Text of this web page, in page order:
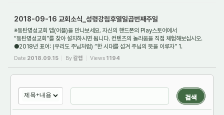
2018-09-16 교회소식_성령강림후열일곱번째주일
※동탄명성교회 앱(어플)을 만나보세요. 자신의 핸드폰의 Play스토어에서
“동탄명성교회”를 찾아 설치하시면 됩니다. 컨텐츠의 놀라움을 직접 체험해보십시오.
●2018년 표어: (우리도 주님처럼) “한 시대를 섬겨 주님의 뜻을 이루자” 1.
Date 2018.09.15 By갈렙 Views 1194
검색